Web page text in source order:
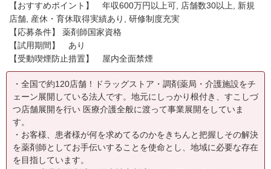
【おすすめポイント】 年収600万円以上可, 店舗数30以上, 新規
店舗, 産休・育休取得実績あり, 研修制度充実
【応募条件】 薬剤師国家資格
【試用期間】 あり
【受動喫煙防止措置】 屋内全面禁煙
・全国で約120店舗！ドラッグストア・調剤薬局・介護施設をチ
ェーン展開している法人です。地元にしっかり根付き、すこしづ
つ店舗展開を行い 医療介護全般に渡って事業展開をしていま
す。
・お客様、患者様が何を求めてるのかをきちんと把握しその解決
を薬剤師としてお手伝いすることを使命とし、地域に必要な存在
を目指しています。